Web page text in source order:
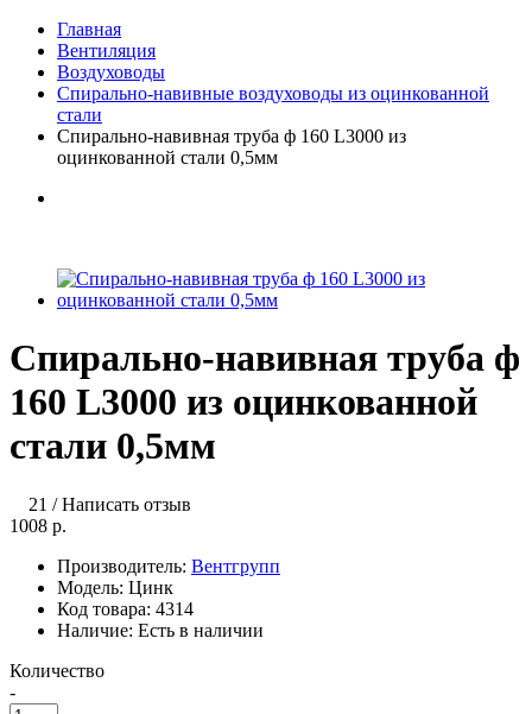
Главная
Вентиляция
Воздуховоды
Спирально-навивные воздуховоды из оцинкованной
стали
Спирально-навивная труба ф 160 L3000 из
оцинкованной стали 0,5мм
Спирально-навивная труба ф
160 L3000 из оцинкованной
стали 0,5мм
21 /Написать отзыв
1008 р.
Производитель: Вентгрупп
Модель: Цинк
Код товара: 4314
Наличие: Есть в наличии
Количество
-